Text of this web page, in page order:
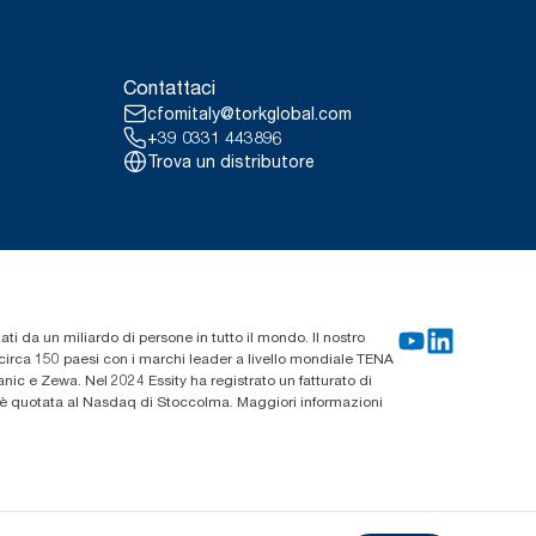
Contattaci
cfomitaly@torkglobal.com
+39 0331 443896
Trova un distributore
da un miliardo di persone in tutto il mondo. Il nostro
150 paesi con i marchi leader a livello mondiale TENA
e Zewa. Nel 2024 Essity ha registrato un fatturato di
quotata al Nasdaq di Stoccolma. Maggiori informazioni